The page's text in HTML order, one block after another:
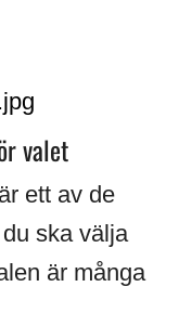
valet
ett av de
ska välja
är många